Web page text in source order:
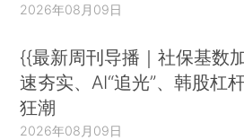
2026年08月09日
{{最新周刊导播｜社保基数
速夯实、AI“追光”、韩股杠
狂潮
2026年08月09日